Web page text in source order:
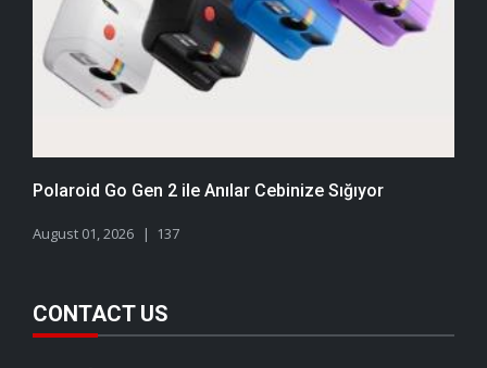
Polaroid Go Gen 2 ile Anılar Cebinize Sığıyor
August 01, 2026 137
CONTACT US